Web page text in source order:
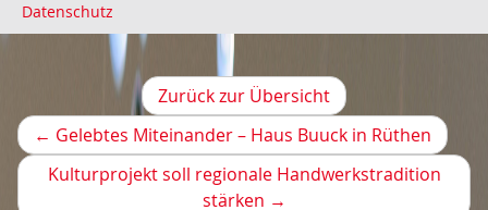
Datenschutz
← Gelebtes Miteinander – Haus Buuck in Rüthen
Artikel
Zurück zur Übersicht
Kulturprojekt soll regionale Handwerkstradition
stärken Nächster
→